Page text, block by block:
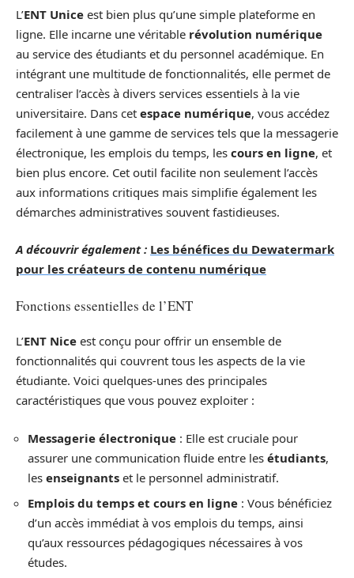
L’ENT Unice est bien plus qu’une simple plateforme en
ligne. Elle incarne une véritable révolution numérique
au service des étudiants et du personnel académique. En
intégrant une multitude de fonctionnalités, elle permet de
centraliser l’accès à divers services essentiels à la vie
universitaire. Dans cet espace numérique, vous accédez
facilement à une gamme de services tels que la messagerie
électronique, les emplois du temps, les cours en ligne, et
bien plus encore. Cet outil facilite non seulement l’accès
aux informations critiques mais simplifie également les
démarches administratives souvent fastidieuses.
A découvrir également : Les bénéfices du Dewatermark
pour les créateurs de contenu numérique
Fonctions essentielles de l’ENT
L’ENT Nice est conçu pour offrir un ensemble de
fonctionnalités qui couvrent tous les aspects de la vie
étudiante. Voici quelques-unes des principales
caractéristiques que vous pouvez exploiter :
Messagerie électronique : Elle est cruciale pour
assurer une communication fluide entre les étudiants,
les enseignants et le personnel administratif.
Emplois du temps et cours en ligne : Vous bénéficiez
d’un accès immédiat à vos emplois du temps, ainsi
qu’aux ressources pédagogiques nécessaires à vos
études.